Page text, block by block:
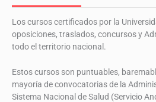
Certificado por
Créditos
Modalidad
Certificado por
Los cursos certificados por la
oposiciones, traslados, concursos y
todo el territorio nacional.
Estos cursos son puntuables,
mayoría de convocatorias de la
Sistema Nacional de Salud (Servicio